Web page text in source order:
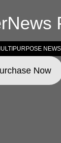
Now